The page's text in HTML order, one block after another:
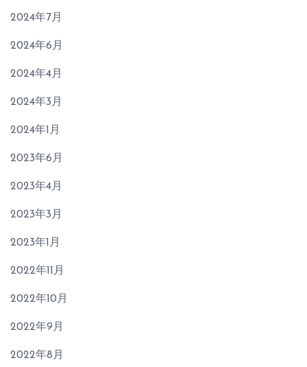
2024年7月
2024年6月
2024年4月
2024年3月
2024年1月
2023年6月
2023年4月
2023年3月
2023年1月
2022年11月
2022年10月
2022年9月
2022年8月